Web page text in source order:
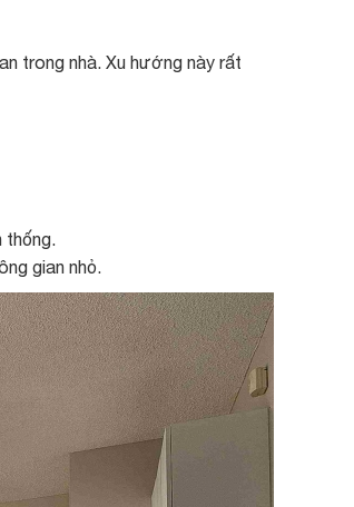
trong nhà. Xu hướng này rất
thống.
gian nhỏ.